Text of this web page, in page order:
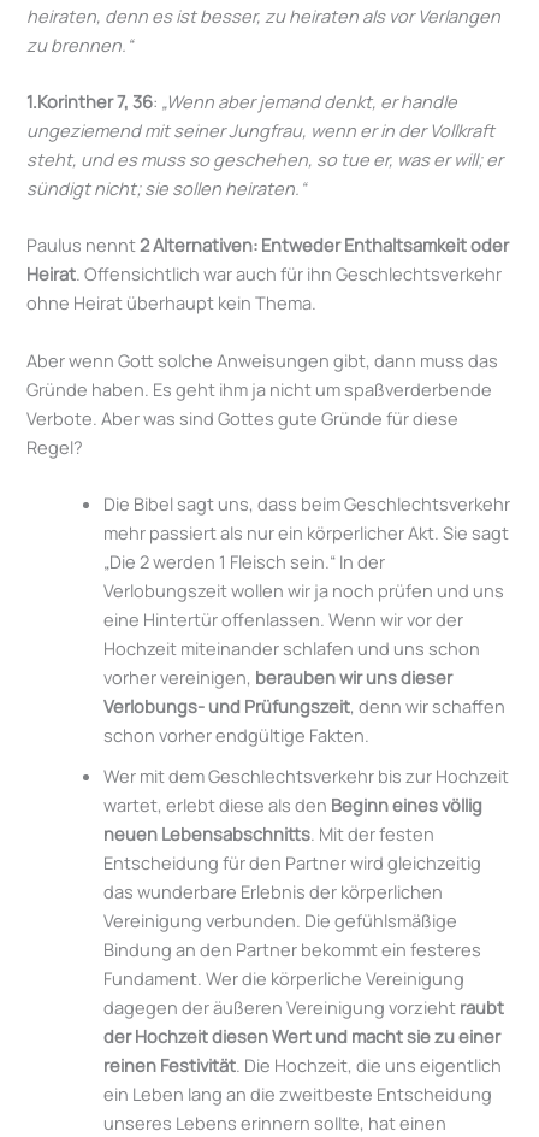
heiraten, denn es ist besser, zu heiraten als vor Verlangen
zu brennen.“
1.Korinther 7, 36: „Wenn aber jemand denkt, er handle
ungeziemend mit seiner Jungfrau, wenn er in der Vollkraft
steht, und es muss so geschehen, so tue er, was er will; er
sündigt nicht; sie sollen heiraten.“
Paulus nennt2 Alternativen: Entweder Enthaltsamkeit oder
Heirat. Offensichtlich war auch für ihn Geschlechtsverkehr
ohne Heirat überhaupt kein Thema.
Aber wenn Gott solche Anweisungen gibt, dann muss das
Gründe haben. Es geht ihm ja nicht um spaßverderbende
Verbote. Aber was sind Gottes gute Gründe für diese
Regel?
Die Bibel sagt uns, dass beim Geschlechtsverkehr
mehr passiert als nur ein körperlicher Akt. Sie sagt
„Die 2 werden 1 Fleisch sein.“ In der
Verlobungszeit wollen wir ja noch prüfen und uns
eine Hintertür offenlassen. Wenn wir vor der
Hochzeit miteinander schlafen und uns schon
vorher vereinigen, berauben wir uns dieser
Verlobungs- und Prüfungszeit, denn wir schaffen
schon vorher endgültige Fakten.
Wer mit dem Geschlechtsverkehr bis zur Hochzeit
wartet, erlebt diese als den Beginn eines völlig
neuen Lebensabschnitts. Mit der festen
Entscheidung für den Partner wird gleichzeitig
das wunderbare Erlebnis der körperlichen
Vereinigung verbunden. Die gefühlsmäßige
Bindung an den Partner bekommt ein festeres
Fundament. Wer die körperliche Vereinigung
dagegen der äußeren Vereinigung vorzieht raubt
der Hochzeit diesen Wert und macht sie zu einer
reinen Festivität. Die Hochzeit, die uns eigentlich
ein Leben lang an die zweitbeste Entscheidung
unseres Lebens erinnern sollte, hat einen